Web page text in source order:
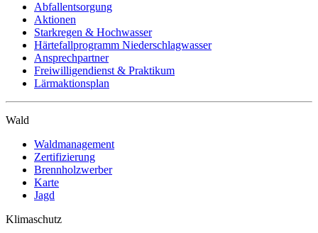
Abfallentsorgung
Aktionen
Starkregen & Hochwasser
Härtefallprogramm Niederschlagwasser
Ansprechpartner
Freiwilligendienst & Praktikum
Lärmaktionsplan
Wald
Waldmanagement
Zertifizierung
Brennholzwerber
Karte
Jagd
Klimaschutz